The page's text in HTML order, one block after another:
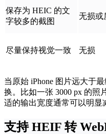
保存为 HEIC 的文
字较多的截图
无损或
尽量保持视觉一致 无损
当原始 iPhone 图片远大于
换。比如一张 3000 px 的照
适的输出宽度通常可以明显
支持 HEIF 转